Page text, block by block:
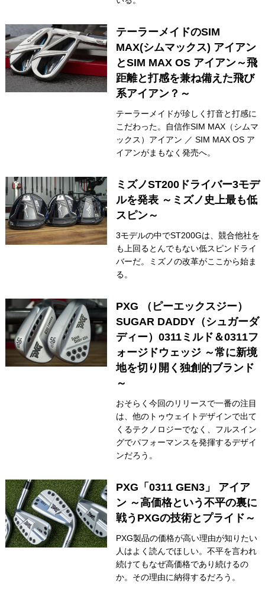
テーラーメイドのSIM
MAX(シムマックス) アイアン
とSIM MAX OS アイアン～飛
距離と打感を兼ね備えた飛び
系アイアン？～
テーラーメイドが珍しく打音と打感に
こだわった。自信作SIM MAX（シムマ
ックス）アイアン ／ SIM MAX OS ア
イアンがまもなく発売へ。
ミズノST200ドライバー3モデ
ルを発表 ～ミズノ史上最も低
スピン～
3モデルの中でST200Gは、競合他社を
も上回るとんでもない低スピンドライ
バーだ。ミズノの改革がここから始ま
る。
PXG （ピーエックスジー）
SUGAR DADDY（シュガーダ
ディー）0311ミルド＆0311フ
ォージドウェッジ ～常に新境
地を切り開く独創的ブランド
～
おそらく今回のリリースで一番の注目
は、他のトゥウェイトデザインで出て
くるテクノロジーでなく、フルスイン
グでパフォーマンスを発揮するデザイ
ンだろう。
PXG「0311 GEN3」 アイア
ン ～高価格という不平の裏に
戦うPXGの技術とプライド～
PXG製品の価格が高い理由が知りたい
人はよく読んでほしい。不平を言われ
続けてもなぜ高価格であり続けるの
か。その理由に納得するだろう。
OTHER
Editor’s Picks 編集部のおすすめ
Our Team 私たちのチーム
Our Mission 私たちの使命
MyGolfSpyJapanとは？